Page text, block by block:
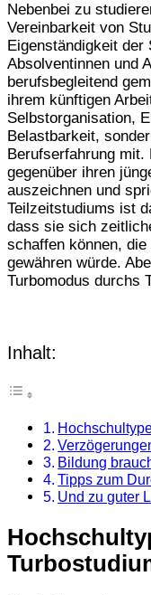
Nebenbei zu
Vereinbarkeit von
Eigenständigkeit der
Absolventinnen und
berufsbegleitend
ihrem künftigen
Selbstorganisation,
Belastbarkeit,
Berufserfahrung
gegenüber ihren
auszeichnen und
Teilzeitstudiums ist
dass sie sich
schaffen können,
gewähren würde.
Turbomodus durchs
Inhalt:
Bildung
Tipps zum
Und zu guter